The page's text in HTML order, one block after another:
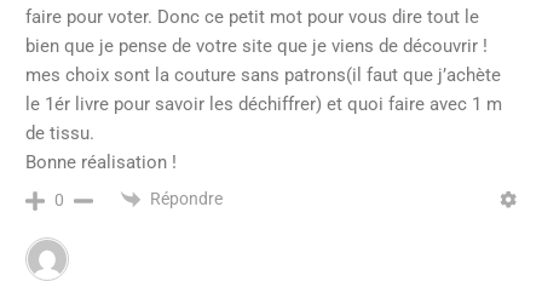
faire pour voter. Donc ce petit mot pour vous dire tout le
bien que je pense de votre site que je viens de découvrir !
mes choix sont la couture sans patrons(il faut que j’achète
le 1ér livre pour savoir les déchiffrer) et quoi faire avec 1 m
de tissu.
Bonne réalisation !
0 Répondre